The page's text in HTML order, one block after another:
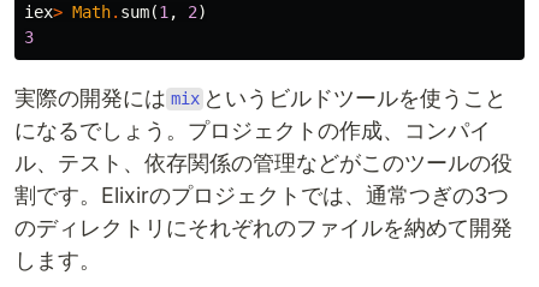
iex> Math. sum(1 , 2)
3
実際の開発には mix というビルドツールを使うこと
になるでしょう。プロジェクトの作成、コンパイ
ル、テスト、依存関係の管理などがこのツールの役
割です。Elixirのプロジェクトでは、通常つぎの3つ
のディレクトリにそれぞれのファイルを納めて開発
します。